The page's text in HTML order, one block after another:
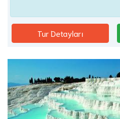
Tur Detayları